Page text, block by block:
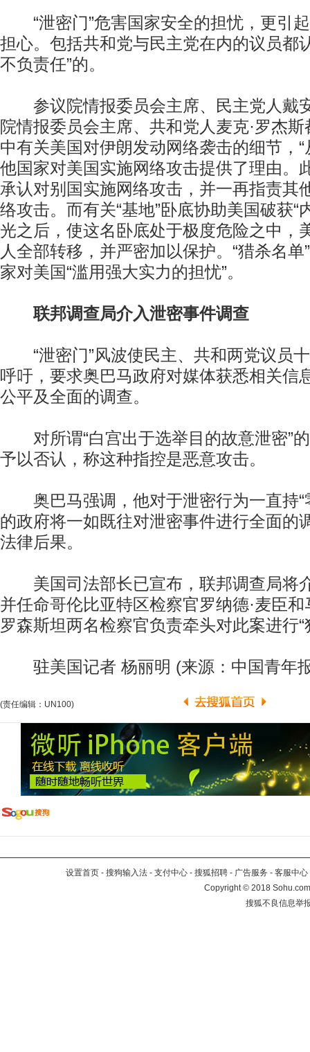
“泄密门”危害国家安全的担忧，更引
担心。包括共和党与民主党在内的议员都
不负责任”的。
参议院情报委员会主席、民主党人戴
院情报委员会主席、共和党人麦克·罗杰
中有关美国对伊朗发动网络袭击的细节，“
他国家对美国实施网络攻击提供了理由。
承认对别国实施网络攻击，并一再指责其
络攻击。而有关“基地”卧底协助美国破获“
光之后，使这名卧底处于极度危险之中，
人全部转移，并严密加以保护。“猎杀名
家对美国“滥用强大实力的担忧”。
联邦调查局介入泄密事件调查
“泄密门”风波使民主、共和两党议员
呼吁，要求奥巴马政府对媒体获悉相关信
公平及全面的调查。
对所谓“白宫出于选举目的故意泄密”
予以否认，称这种指控是恶意攻击。
奥巴马强调，他对于泄密行为一直持“
的政府将一如既往对泄密事件进行全面的
法律后果。
美国司法部长已宣布，联邦调查局将
并任命哥伦比亚特区检察官罗纳德·麦臣和
罗森斯坦两名检察官负责牵头对此案进行“
驻美国记者 杨丽明 (来源：中国青年
(责任编辑：UN100)
设置首页 - 搜狗输入法 - 支付中心 - 搜狐招聘 - 广告服务 - 客服中心
Copyright©2018
搜狐不良信息举